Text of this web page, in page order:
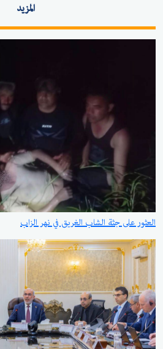
المزيد
العثور على جثة الشاب الغريق في نهر الزاب